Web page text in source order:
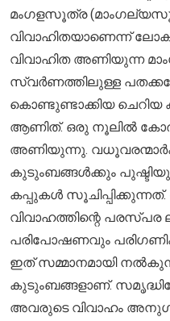
മംഗളസൂത്ര
വിവാഹിതയാണെന്ന്
വിവാഹിത അണിയുന്ന
സ്വർണത്തിലുള്ള
കൊണ്ടുണ്ടാക്കിയ
ആണിത്. ഒരു നൂലിൽ
അണിയുന്നു.
കുടുംബങ്ങൾക്കും
കപ്പുകൾ സൂചിപ്പിക്കുന്നത്.
വിവാഹത്തിന്റെ
പരിപോഷണവും
ഇത് സമ്മാനമായി
കുടുംബങ്ങളാണ്.
അവരുടെ വിവാഹം